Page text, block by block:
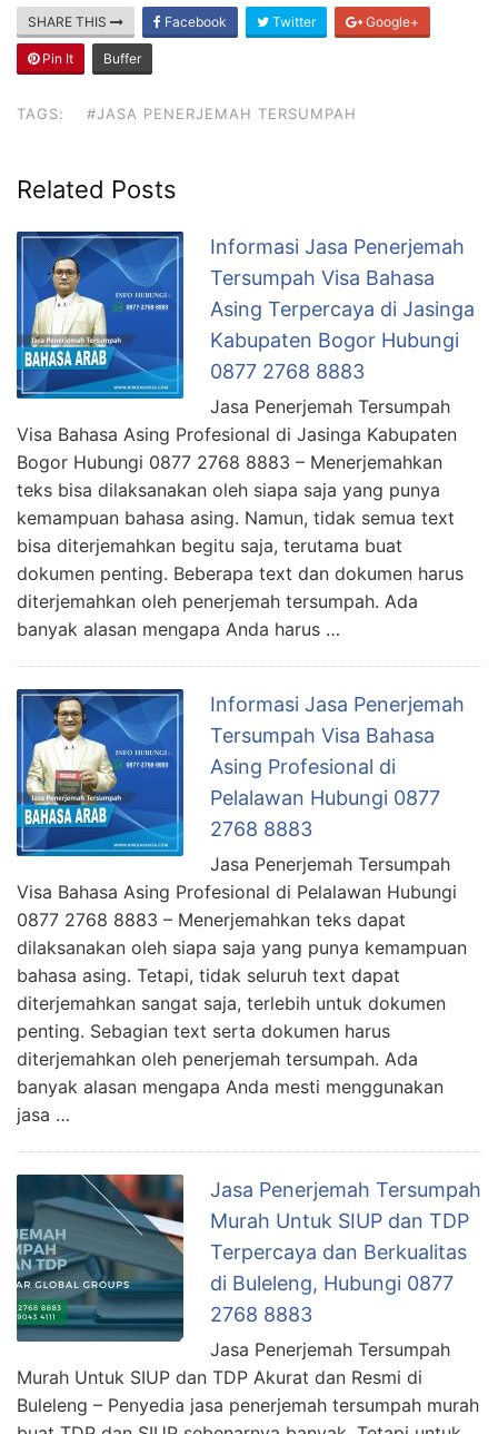
SHARE THIS Facebook Twitter Google+
Pin It Buffer
TAGS: #JASA PENERJEMAH TERSUMPAH
Related Posts
Informasi Jasa Penerjemah
Tersumpah Visa Bahasa
Asing Terpercaya di Jasinga
Kabupaten Bogor Hubungi
0877 2768 8883
Jasa Penerjemah Tersumpah
Visa Bahasa Asing Profesional di Jasinga Kabupaten
Bogor Hubungi 0877 2768 8883 – Menerjemahkan
teks bisa dilaksanakan oleh siapa saja yang punya
kemampuan bahasa asing. Namun, tidak semua text
bisa diterjemahkan begitu saja, terutama buat
dokumen penting. Beberapa text dan dokumen harus
diterjemahkan oleh penerjemah tersumpah. Ada
banyak alasan mengapa Anda harus …
Informasi Jasa Penerjemah
Tersumpah Visa Bahasa
Asing Profesional di
Pelalawan Hubungi 0877
2768 8883
Jasa Penerjemah Tersumpah
Visa Bahasa Asing Profesional di Pelalawan Hubungi
0877 2768 8883 – Menerjemahkan teks dapat
dilaksanakan oleh siapa saja yang punya kemampuan
bahasa asing. Tetapi, tidak seluruh text dapat
diterjemahkan sangat saja, terlebih untuk dokumen
penting. Sebagian text serta dokumen harus
diterjemahkan oleh penerjemah tersumpah. Ada
banyak alasan mengapa Anda mesti menggunakan
jasa …
Jasa Penerjemah Tersumpah
Murah Untuk SIUP dan TDP
Terpercaya dan Berkualitas
di Buleleng, Hubungi 0877
2768 8883
Jasa Penerjemah Tersumpah
Murah Untuk SIUP dan TDP Akurat dan Resmi di
Buleleng – Penyedia jasa penerjemah tersumpah murah